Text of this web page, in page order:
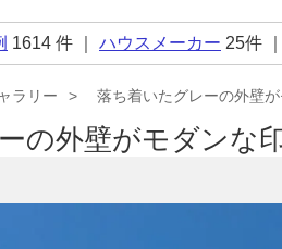
1614 件 ｜ ハウスメーカー 25件
ラリー 落ち着いたグレーの外壁
の外壁がモダンな